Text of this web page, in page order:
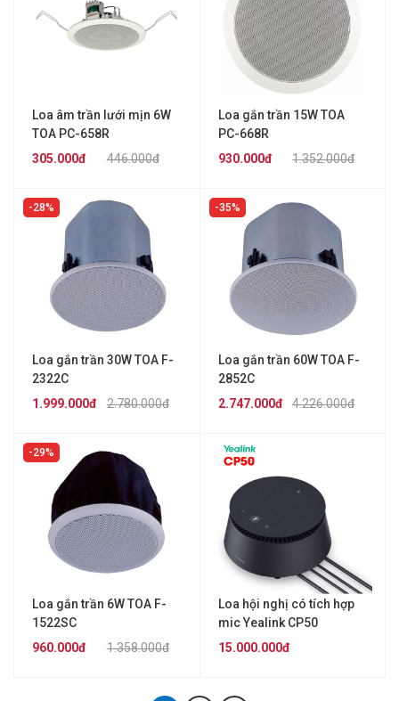
Loa âm trần lưới mịn 6W
TOA PC-658R
446.000đ
305.000đ
Loa gắn trần 15W TOA
PC-668R
1.352.000đ
930.000đ
28%
Loa gắn trần 30W TOA F-
2322C
2.780.000đ
1.999.000đ
35%
Loa gắn trần 60W TOA F-
2852C
4.226.000đ
2.747.000đ
29%
Loa gắn trần 6W TOA F-
1522SC
1.358.000đ
960.000đ
Loa hội nghị có tích hợp
mic Yealink CP50
15.000.000đ